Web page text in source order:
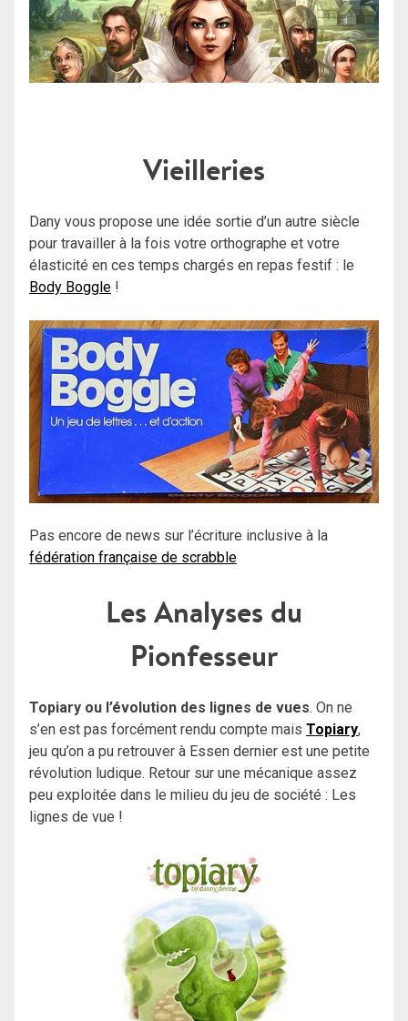
Vieilleries
Dany vous propose une idée sortie d’un autre siècle
pour travailler à la fois votre orthographe et votre
élasticité en ces temps chargés en repas festif : le
Body Boggle !
Pas encore de news sur l’écriture inclusive à la
fédération française de scrabble
Les Analyses du
Pionfesseur
Topiary ou l’évolution des lignes de vues. On ne
s’en est pas forcément rendu compte mais Topiary,
jeu qu’on a pu retrouver à Essen dernier est une petite
révolution ludique. Retour sur une mécanique assez
peu exploitée dans le milieu du jeu de société : Les
lignes de vue !